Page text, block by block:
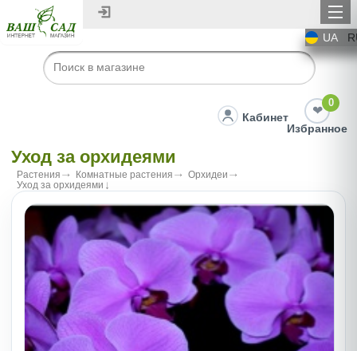
UA
Кабинет
0
Избранное
Уход за орхидеями
Растения Комнатные растения
Орхидеи
Уход за орхидеями